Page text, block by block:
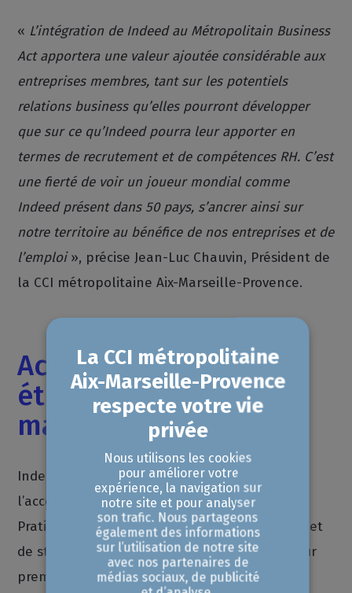
« L’intégration de Indeed au Métropolitain Business
Act apportera une valeur ajoutée considérable aux
entreprises membres, tant sur les potentiels
relations business qu’elles pourront développer
que sur ce qu’Indeed pourra leur apporter en
termes de recrutement et de compétences RH. C’est
une fierté de voir un joueur mondial comme
Indeed présent dans 50 pays, s’ancrer ainsi sur
notre territoire au bénéfice de nos entreprises et de
l’emploi», précise Jean-Luc Chauvin, Président de
la CCI métropolitaine Aix-Marseille-Provence.
Accompagnement des
étudiants et
masterclass
Indeed apportera aussi son expertise dans
l’accompagnement des étudiants de l’Ecole
Pratique dans leur recherche d’apprentissage et
de stage et, à terme, dans la recherche de leur
premier emploi après l’obtention de leur
Nous utilisons les cookies
pour améliorer votre
expérience, la navigation sur
notre site et pour analyser
son trafic. Nous partageons
également des informations
sur l’utilisation de notre site
avec nos partenaires de
médias sociaux, de publicité